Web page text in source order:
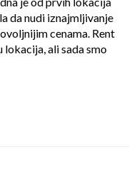
da nudi iznajmljivanje
cenama. Rent
lokacija, ali sada smo